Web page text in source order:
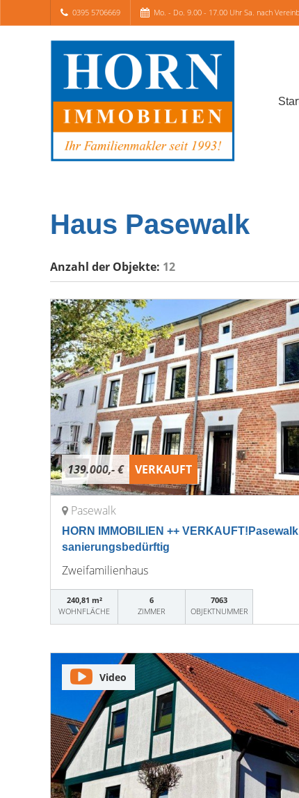
0395 5706669 Mo. - Do. 9.00 - 17.00 Uhr Sa. nach
Haus Pasewalk
Anzahl der Objekte: 12
139.000,- € VERKAUFT
Pasewalk
HORN IMMOBILIEN ++
sanierungsbedürftig
Zweifamilienhaus
240,81 m²
WOHNFLÄCHE
6
ZIMMER
7063
OBJEKTNUMMER
Video